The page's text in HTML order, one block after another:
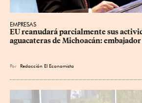
EMPRESAS
EU reanudará parcialmente sus
aguacateras de Michoacán:
Por Redacción El Economista